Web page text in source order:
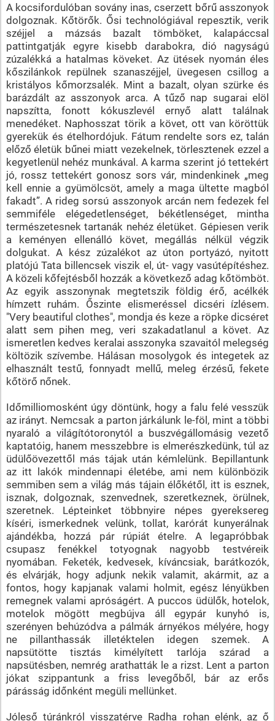
A kocsifordulóban sovány inas, cserzett bőrű asszonyok
dolgoznak. Kőtörők. Ősi technológiával repesztik, verik
széjjel a mázsás bazalt tömböket, kalapáccsal
pattintgatják egyre kisebb darabokra, dió nagyságú
zúzalékká a hatalmas köveket. Az ütések nyomán éles
kőszilánkok repülnek szanaszéjjel, üvegesen csillog a
kristályos kőmorzsalék. Mint a bazalt, olyan szürke és
barázdált az asszonyok arca. A tűző nap sugarai elöl
napszítta, fonott kókuszlevél ernyő alatt találnak
menedéket. Naphosszat törik a követ, ott van köröttük
gyerekük és ételhordójuk. Fátum rendelte sors ez, talán
előző életük bűnei miatt vezekelnek, törlesztenek ezzel a
kegyetlenül nehéz munkával. A karma szerint jó tettekért
jó, rossz tettekért gonosz sors vár, mindenkinek „meg
kell ennie a gyümölcsöt, amely a maga ültette magból
fakadt”. A rideg sorsú asszonyok arcán nem fedezek fel
semmiféle elégedetlenséget, békétlenséget, mintha
természetesnek tartanák nehéz életüket. Gépiesen verik
a keményen ellenálló követ, megállás nélkül végzik
dolgukat. A kész zúzalékot az úton portyázó, nyitott
platójú Tata billencsek viszik el, út- vagy vasútépítéshez.
A közeli kőfejtésből hozzák a következő adag kőtömböt.
Az egyik asszonynak megtetszik földig érő, acélkék
hímzett ruhám. Őszinte elismeréssel dicséri ízlésem.
"Very beautiful clothes", mondja és keze a röpke dicséret
alatt sem pihen meg, veri szakadatlanul a követ. Az
ismeretlen kedves keralai asszonyka szavaitól melegség
költözik szívembe. Hálásan mosolygok és integetek az
elhasznált testű, fonnyadt mellű, meleg érzésű, fekete
kőtörő nőnek.
Időmilliomosként úgy döntünk, hogy a falu felé vesszük
az irányt. Nemcsak a parton járkálunk le-föl, mint a többi
nyaraló a világítótoronytól a buszvégállomásig vezető
kaptatóig, hanem messzebbre is elmerészkedünk, túl az
üdülőövezettől más tájak után kémlelünk. Bepillantunk
az itt lakók mindennapi életébe, ami nem különbözik
semmiben sem a világ más tájain élőkétől, itt is esznek,
isznak, dolgoznak, szenvednek, szeretkeznek, örülnek,
szeretnek. Lépteinket többnyire népes gyereksereg
kíséri, ismerkednek velünk, tollat, karórát kunyerálnak
ajándékba, hozzá pár rúpiát ételre. A legapróbbak
csupasz fenékkel totyognak nagyobb testvéreik
nyomában. Feketék, kedvesek, kíváncsiak, barátkozók,
és elvárják, hogy adjunk nekik valamit, akármit, az a
fontos, hogy kapjanak valami holmit, egész lényükben
remegnek valami apróságért. A puccos üdülők, hotelok,
motelok mögött megbújva áll egypár kunyhó is,
szerényen behúzódva a pálmák árnyékos mélyére, hogy
ne pillanthassák illetéktelen idegen szemek. A
napsütötte tisztás kimélyített tarlója szárad a
napsütésben, nemrég arathatták le a rizst. Lent a parton
jókat szippantunk a friss levegőből, bár az erős
párásság időnként megüli mellünket.
Jóleső túránkról visszatérve Radha rohan elénk, az ő